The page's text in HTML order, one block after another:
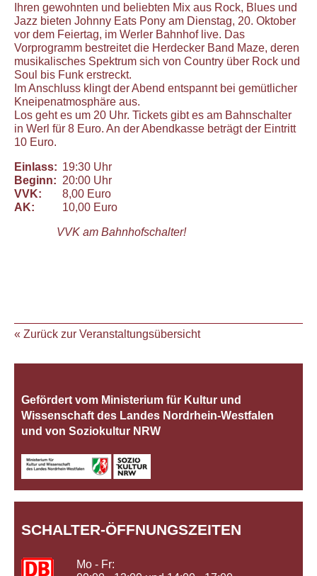
Ihren gewohnten und beliebten Mix aus Rock, Blues und
Jazz bieten Johnny Eats Pony am Dienstag, 20. Oktober
vor dem Feiertag, im Werler Bahnhof live. Das
Vorprogramm bestreitet die Herdecker Band Maze, deren
musikalisches Spektrum sich von Country über Rock und
Soul bis Funk erstreckt.
Im Anschluss klingt der Abend entspannt bei gemütlicher
Kneipenatmosphäre aus.
Los geht es um 20 Uhr. Tickets gibt es am Bahnschalter
in Werl für 8 Euro. An der Abendkasse beträgt der Eintritt
10 Euro.
Einlass: 19:30 Uhr
Beginn: 20:00 Uhr
VVK:
8,00 Euro
AK:
10,00 Euro
VVK am Bahnhofschalter!
« Zurück zur Veranstaltungsübersicht
Gefördert vom Ministerium für Kultur und
Wissenschaft des Landes Nordrhein‐Westfalen
und von Soziokultur NRW
SCHALTER-ÖFFNUNGSZEITEN
Mo - Fr: